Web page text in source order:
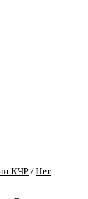
КЧР /Нет